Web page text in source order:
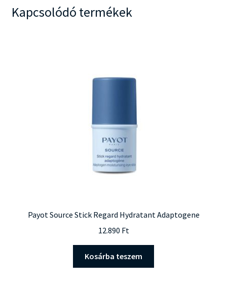
Kapcsolódó termékek
Payot Source Stick Regard Hydratant Adaptogene
12.890 Ft
Kosárba teszem